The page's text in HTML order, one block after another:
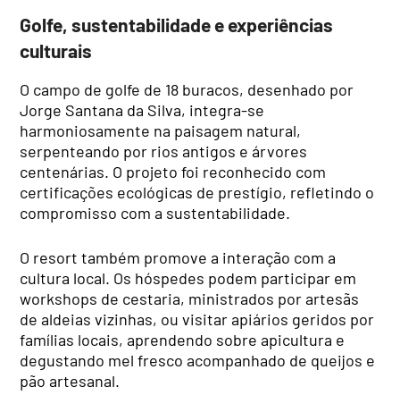
Golfe, sustentabilidade e experiências
culturais
O campo de golfe de 18 buracos, desenhado por
Jorge Santana da Silva, integra-se
harmoniosamente na paisagem natural,
serpenteando por rios antigos e árvores
centenárias. O projeto foi reconhecido com
certificações ecológicas de prestígio, refletindo o
compromisso com a sustentabilidade.
O resort também promove a interação com a
cultura local. Os hóspedes podem participar em
workshops de cestaria, ministrados por artesãs
de aldeias vizinhas, ou visitar apiários geridos por
famílias locais, aprendendo sobre apicultura e
degustando mel fresco acompanhado de queijos e
pão artesanal.